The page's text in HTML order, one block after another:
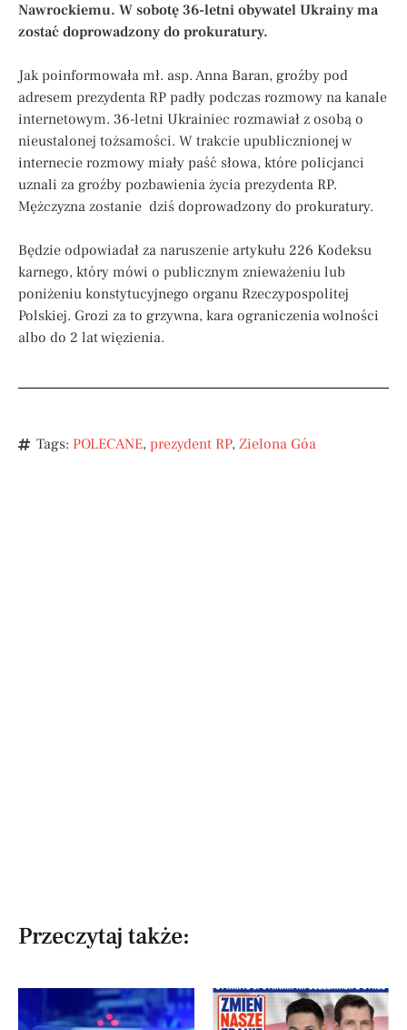
Nawrockiemu. W sobotę 36-letni obywatel Ukrainy ma
zostać doprowadzony do prokuratury.
Jak poinformowała mł. asp. Anna Baran, groźby pod
adresem prezydenta RP padły podczas rozmowy na kanale
internetowym. 36-letni Ukrainiec rozmawiał z osobą o
nieustalonej tożsamości. W trakcie upublicznionej w
internecie rozmowy miały paść słowa, które policjanci
uznali za groźby pozbawienia życia prezydenta RP.
Mężczyzna zostanie dziś doprowadzony do prokuratury.
Będzie odpowiadał za naruszenie artykułu 226 Kodeksu
karnego, który mówi o publicznym znieważeniu lub
poniżeniu konstytucyjnego organu Rzeczypospolitej
Polskiej. Grozi za to grzywna, kara ograniczenia wolności
albo do 2 lat więzienia.
Tags: POLECANE, prezydent RP, Zielona Góa
Przeczytaj także: